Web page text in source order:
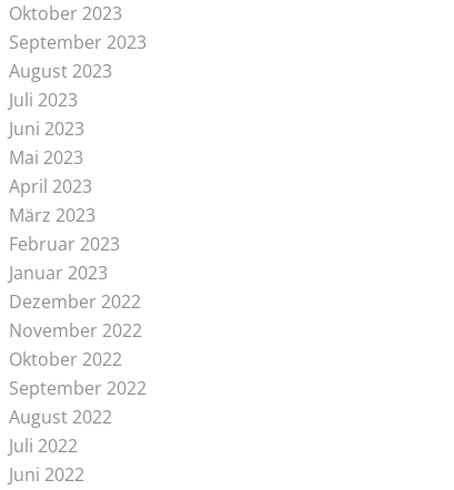
Oktober 2023
September 2023
August 2023
Juli 2023
Juni 2023
Mai 2023
April 2023
März 2023
Februar 2023
Januar 2023
Dezember 2022
November 2022
Oktober 2022
September 2022
August 2022
Juli 2022
Juni 2022